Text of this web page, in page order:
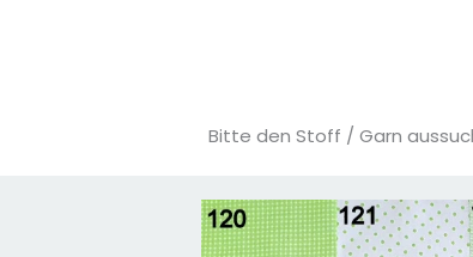
Bitte den Stoff / Garn